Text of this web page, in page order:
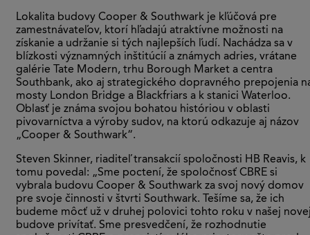
Lokalita budovy Cooper & Southwark je kľúčová pre
zamestnávateľov, ktorí hľadajú atraktívne možnosti na
získanie a udržanie si tých najlepších ľudí. Nachádza sa v
blízkosti významných inštitúcií a známych adries, vrátane
galérie Tate Modern, trhu Borough Market a centra
Southbank, ako aj strategického dopravného prepojenia
mosty London Bridge a Blackfriars a k stanici Waterloo.
Oblasť je známa svojou bohatou históriou v oblasti
pivovarníctva a výroby sudov, na ktorú odkazuje aj názov
„Cooper & Southwark“.
Steven Skinner, riaditeľ transakcií spoločnosti HB Reavis, k
tomu povedal: „Sme poctení, že spoločnosť CBRE si
vybrala budovu Cooper & Southwark za svoj nový domov
pre svoje činnosti v štvrti Southwark. Tešíme sa, že ich
budeme môcť už v druhej polovici tohto roku v našej
budove privítať. Sme presvedčení, že rozhodnutie